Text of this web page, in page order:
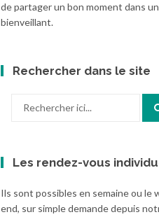
de partager un bon moment dans
bienveillant.
Rechercher dans le site
Les rendez-vous
Ils sont possibles en semaine ou le
end, sur simple demande depuis